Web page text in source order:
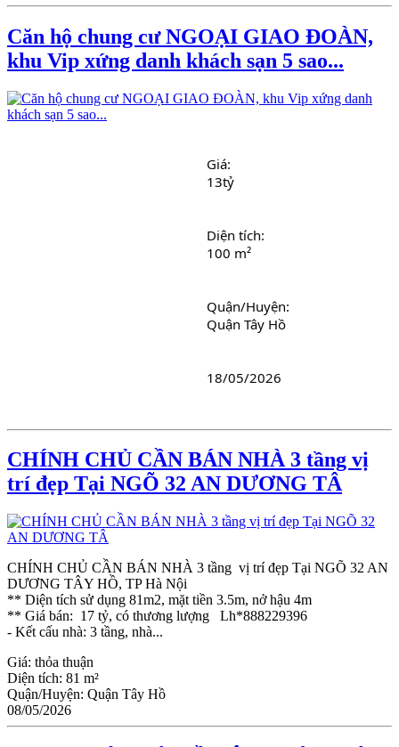
Căn hộ chung cư NGOẠI GIAO ĐOÀN,
khu Vip xứng danh khách sạn 5 sao...
Giá:
13tỷ
Diện tích:
100 m²
Quận/Huyện:
Quận Tây Hồ
18/05/2026
CHÍNH CHỦ CẦN BÁN NHÀ 3 tầng vị
trí đẹp Tại NGÕ 32 AN DƯƠNG TÂ
CHÍNH CHỦ CẦN BÁN NHÀ 3 tầng vị trí đẹp Tại NGÕ 32 AN
DƯƠNG TÂY HỒ, TP Hà Nội
** Diện tích sử dụng 81m2, mặt tiền 3.5m, nở hậu 4m
** Giá bán: 17 tỷ, có thương lượng Lh*888229396
- Kết cấu nhà: 3 tầng, nhà...
Giá: thỏa thuận
Diện tích: 81 m²
Quận/Huyện: Quận Tây Hồ
08/05/2026